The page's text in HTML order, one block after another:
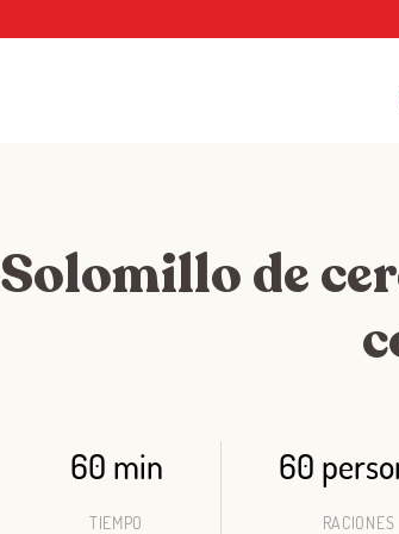
Solomillo de
60 min
TIEMPO
60
RACIONES